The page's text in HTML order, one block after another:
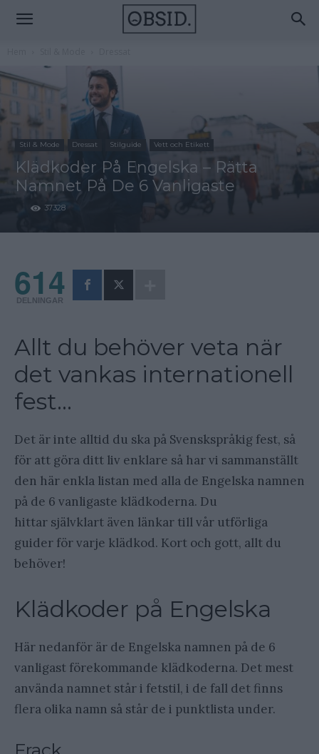
Stil & Mode Dressat Stilguide Vett och Etikett
Klädkoder På Engelska – Rätta
Namnet På De 6 Vanligaste
37328
614
DELNINGAR
Allt du behöver veta när
det vankas internationell
fest…
Det är inte alltid du ska på Svenskspråkig fest, så
för att göra ditt liv enklare så har vi sammanställt
den här enkla listan med alla de Engelska namnen
på de 6 vanligaste klädkoderna. Du
hittar självklart även länkar till vår utförliga
guider för varje klädkod. Kort och gott, allt du
behöver!
Klädkoder på Engelska
Här nedanför är de Engelska namnen på de 6
vanligast förekommande klädkoderna. Det mest
använda namnet står i fetstil, i de fall det finns
flera olika namn så står de i punktlista under.